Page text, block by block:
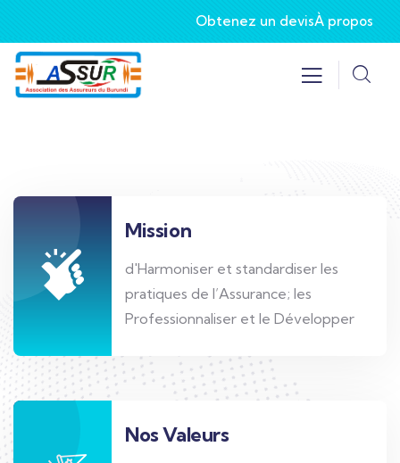
Obtenez un devisÀ propos
Mission
d'Harmoniser et standardiser les
pratiques de l’Assurance; les
Professionnaliser et le Développer
Nos Valeurs